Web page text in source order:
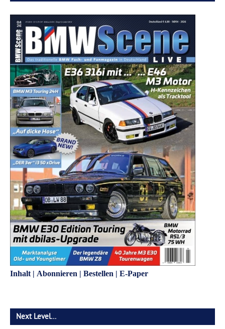
Inhalt | Abonnieren | Bestellen | E-Paper
Next Level…